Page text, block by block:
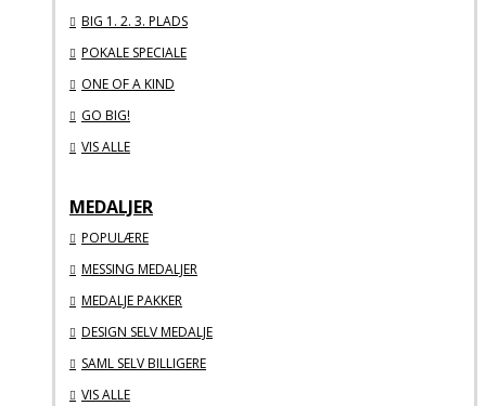
BIG 1. 2. 3. PLADS
POKALE SPECIALE
ONE OF A KIND
GO BIG!
VIS ALLE
MEDALJER
POPULÆRE
MESSING MEDALJER
MEDALJE PAKKER
DESIGN SELV MEDALJE
SAML SELV BILLIGERE
VIS ALLE